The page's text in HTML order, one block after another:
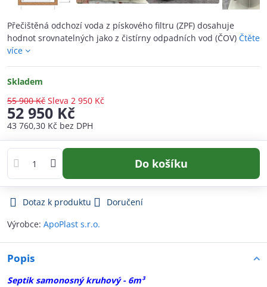
Přečištěná odchozí voda z pískového filtru (ZPF) dosahuje
hodnot srovnatelných jako z čistírny odpadních vod (ČOV) Čtěte
více
Skladem
55 900 Kč Sleva 2 950 Kč
52 950 Kč
43 760,30 Kč bez DPH
Do košíku
Dotaz k produktu
Doručení
Výrobce: ApoPlast s.r.o.
Popis
Septik samonosný kruhový - 6m³